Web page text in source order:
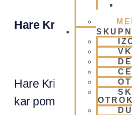
Hare Krišna Maha
Hare Krišna Maha
kar pomeni, da je ta